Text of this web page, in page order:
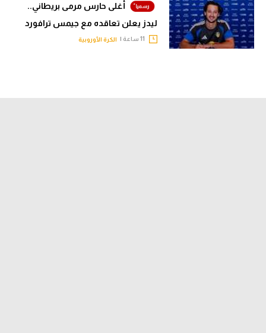
أغلى حارس مرمى بريطاني..
ليدز يعلن تعاقده مع جيمس ترافورد
الكرة الأوروبية